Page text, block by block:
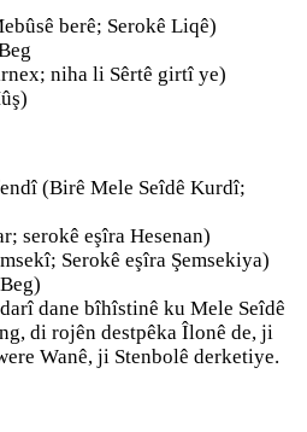
berê; Serokê Liqê)
niha li Sêrtê girtî ye)
(Birê Mele Seîdê Kurdî;
serokê eşîra Hesenan)
Serokê eşîra Şemsekiya)
dane bîhîstinê ku Mele Seîdê
di rojên destpêka Îlonê de, ji
Wanê, ji Stenbolê derketiye.